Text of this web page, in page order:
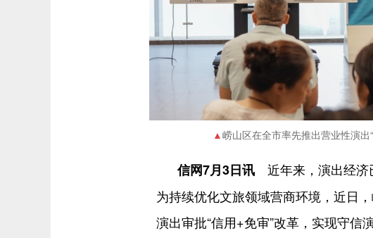
崂山区在全市率先推出营业性演出
信网7月3日讯 近年来，演出经济
为持续优化文旅领域营商环境，近日
演出审批“信用+免审”改革，实现守信